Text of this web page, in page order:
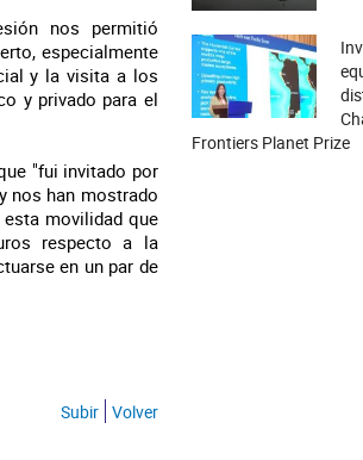
nos permitió
especialmente
y la visita a los
y privado para el
"fui invitado por
nos han mostrado
movilidad que
respecto a la
en un par de
Subir Volver
Frontiers Planet Prize